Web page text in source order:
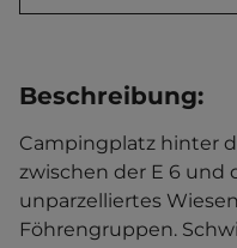
Beschreibung:
Campingplatz hinter
zwischen der E 6 und
unparzelliertes
Föhrengruppen.